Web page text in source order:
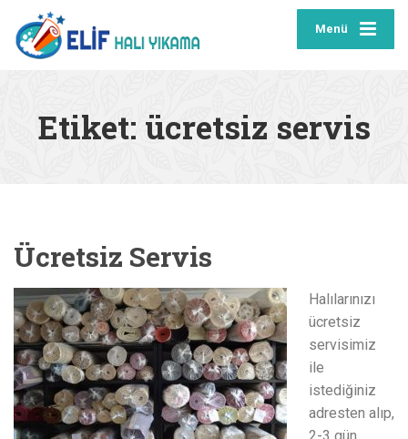
Menü
Etiket: ücretsiz servis
Ücretsiz Servis
Halılarınızı
ücretsiz
servisimiz
ile
istediğiniz
adresten alıp,